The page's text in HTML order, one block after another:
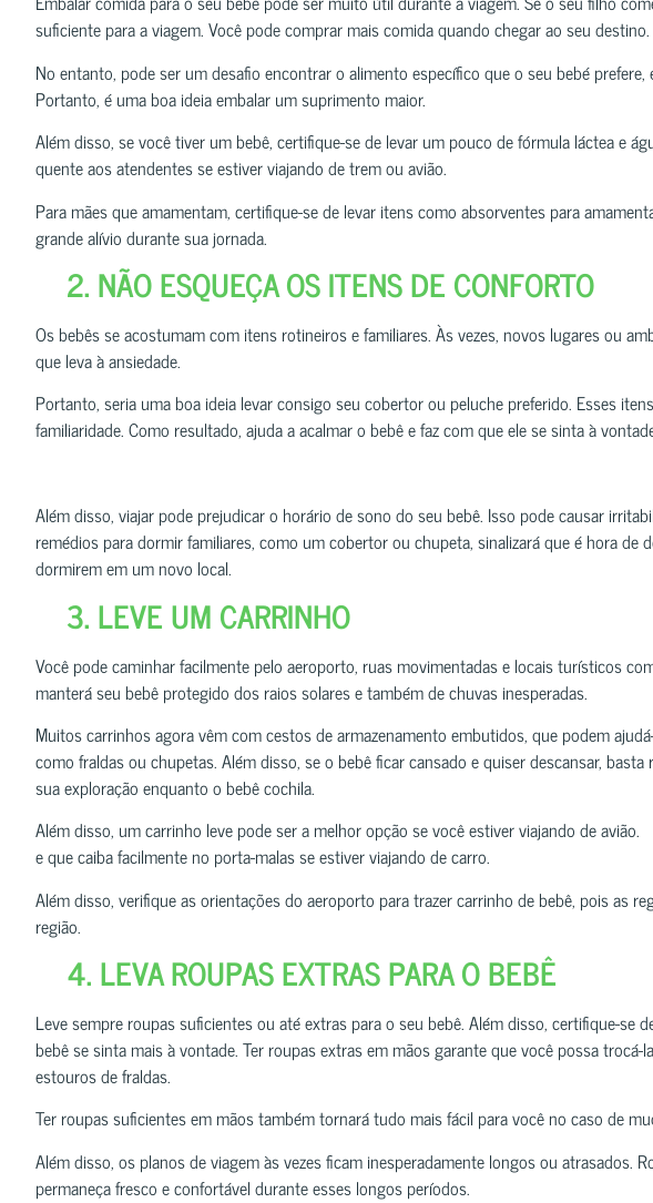
suficiente para a viagem. Você pode comprar mais comida quando chegar ao seu destino.
No entanto, pode ser um desafio encontrar o alimento específico que o seu bebé
Portanto, é uma boa ideia embalar um suprimento maior.
Além disso, se você tiver um bebê, certifique-se de levar um pouco de fórmula láctea e
quente aos atendentes se estiver viajando de trem ou avião.
Para mães que amamentam, certifique-se de levar itens como absorventes para
grande alívio durante sua jornada.
2. NÃO ESQUEÇA OS ITENS DE CONFORTO
Os bebês se acostumam com itens rotineiros e familiares. Às vezes, novos lugares ou
que leva à ansiedade.
Portanto, seria uma boa ideia levar consigo seu cobertor ou peluche preferido. Esses
familiaridade. Como resultado, ajuda a acalmar o bebê e faz com que ele se sinta à
Além disso, viajar pode prejudicar o horário de sono do seu bebê. Isso pode causar
remédios para dormir familiares, como um cobertor ou chupeta, sinalizará que é hora de
dormirem em um novo local.
3. LEVE UM CARRINHO
Você pode caminhar facilmente pelo aeroporto, ruas movimentadas e locais turísticos
manterá seu bebê protegido dos raios solares e também de chuvas inesperadas.
Muitos carrinhos agora vêm com cestos de armazenamento embutidos, que podem
como fraldas ou chupetas. Além disso, se o bebê ficar cansado e quiser descansar,
sua exploração enquanto o bebê cochila.
Além disso, um carrinho leve pode ser a melhor opção se você estiver viajando de
e que caiba facilmente no porta-malas se estiver viajando de carro.
Além disso, verifique as orientações do aeroporto para trazer carrinho de bebê, pois as
região.
4. LEVA ROUPAS EXTRAS PARA O BEBÊ
Leve sempre roupas suficientes ou até extras para o seu bebê. Além disso, certifique-se
bebê se sinta mais à vontade. Ter roupas extras em mãos garante que você possa
estouros de fraldas.
Ter roupas suficientes em mãos também tornará tudo mais fácil para você no caso de
Além disso, os planos de viagem às vezes ficam inesperadamente longos ou atrasados.
permaneça fresco e confortável durante esses longos períodos.